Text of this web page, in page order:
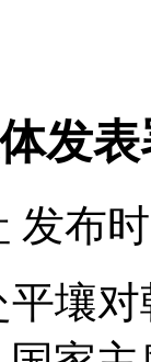
发
发布
对